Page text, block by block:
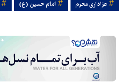
عزاداری محرم امام حسین (ع)